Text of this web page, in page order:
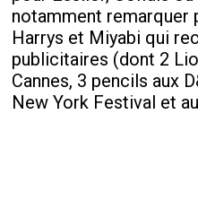
notamment remarquer
Harrys et Miyabi qui
publicitaires (dont 2
Cannes, 3 pencils aux
New York Festival et